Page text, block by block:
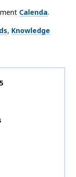
Calenda.
Knowledge